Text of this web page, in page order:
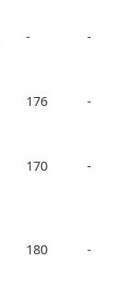
- -
176 -
170 -
180 -